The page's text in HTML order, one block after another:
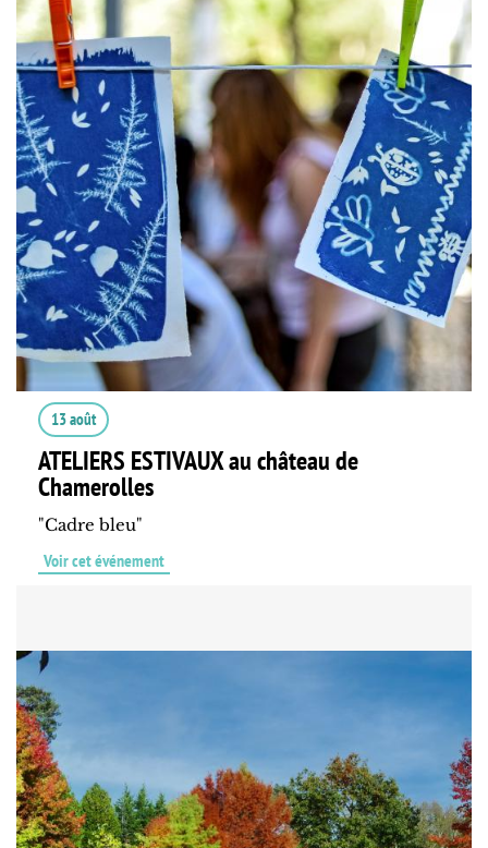
13 août
ATELIERS ESTIVAUX au château de
Chamerolles
"Cadre bleu"
Voir cet événement